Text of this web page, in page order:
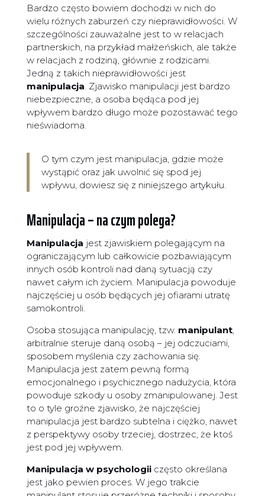
Bardzo często bowiem dochodzi w nich do
wielu różnych zaburzeń czy nieprawidłowości. W
szczególności zauważalne jest to w relacjach
partnerskich, na przykład małżeńskich, ale także
w relacjach z rodziną, głównie z rodzicami.
Jedną z takich nieprawidłowości jest
manipulacja. Zjawisko manipulacji jest bardzo
niebezpieczne, a osoba będąca pod jej
wpływem bardzo długo może pozostawać tego
nieświadoma.
O tym czym jest manipulacja, gdzie może
wystąpić oraz jak uwolnić się spod jej
wpływu, dowiesz się z niniejszego artykułu.
Manipulacja – na czym polega?
Manipulacja jest zjawiskiem polegającym na
ograniczającym lub całkowicie pozbawiającym
innych osób kontroli nad daną sytuacją czy
nawet całym ich życiem. Manipulacja powoduje
najczęściej u osób będących jej ofiarami utratę
samokontroli.
Osoba stosująca manipulację, tzw. manipulant,
arbitralnie steruje daną osobą – jej odczuciami,
sposobem myślenia czy zachowania się.
Manipulacja jest zatem pewną formą
emocjonalnego i psychicznego nadużycia, która
powoduje szkody u osoby zmanipulowanej. Jest
to o tyle groźne zjawisko, że najczęściej
manipulacja jest bardzo subtelna i ciężko, nawet
z perspektywy osoby trzeciej, dostrzec, że ktoś
jest pod jej wpływem.
Manipulacja w psychologiiczęsto określana
jest jako pewien proces. W jego trakcie